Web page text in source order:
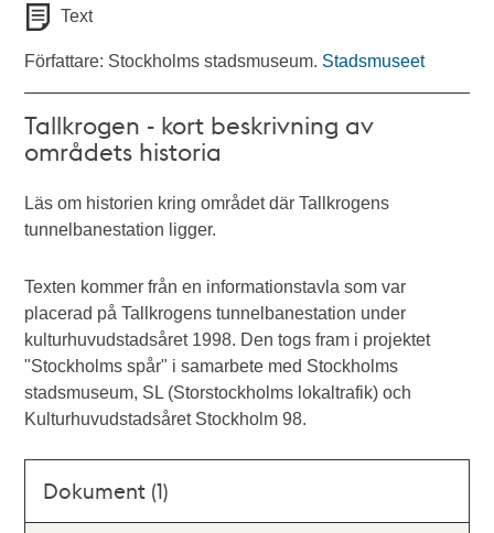
Text
Författare: Stockholms stadsmuseum. Stadsmuseet
Tallkrogen - kort beskrivning av
områdets historia
Läs om historien kring området där Tallkrogens
tunnelbanestation ligger.
Texten kommer från en informationstavla som var
placerad på Tallkrogens tunnelbanestation under
kulturhuvudstadsåret 1998. Den togs fram i projektet
"Stockholms spår" i samarbete med Stockholms
stadsmuseum, SL (Storstockholms lokaltrafik) och
Kulturhuvudstadsåret Stockholm 98.
Dokument (1)